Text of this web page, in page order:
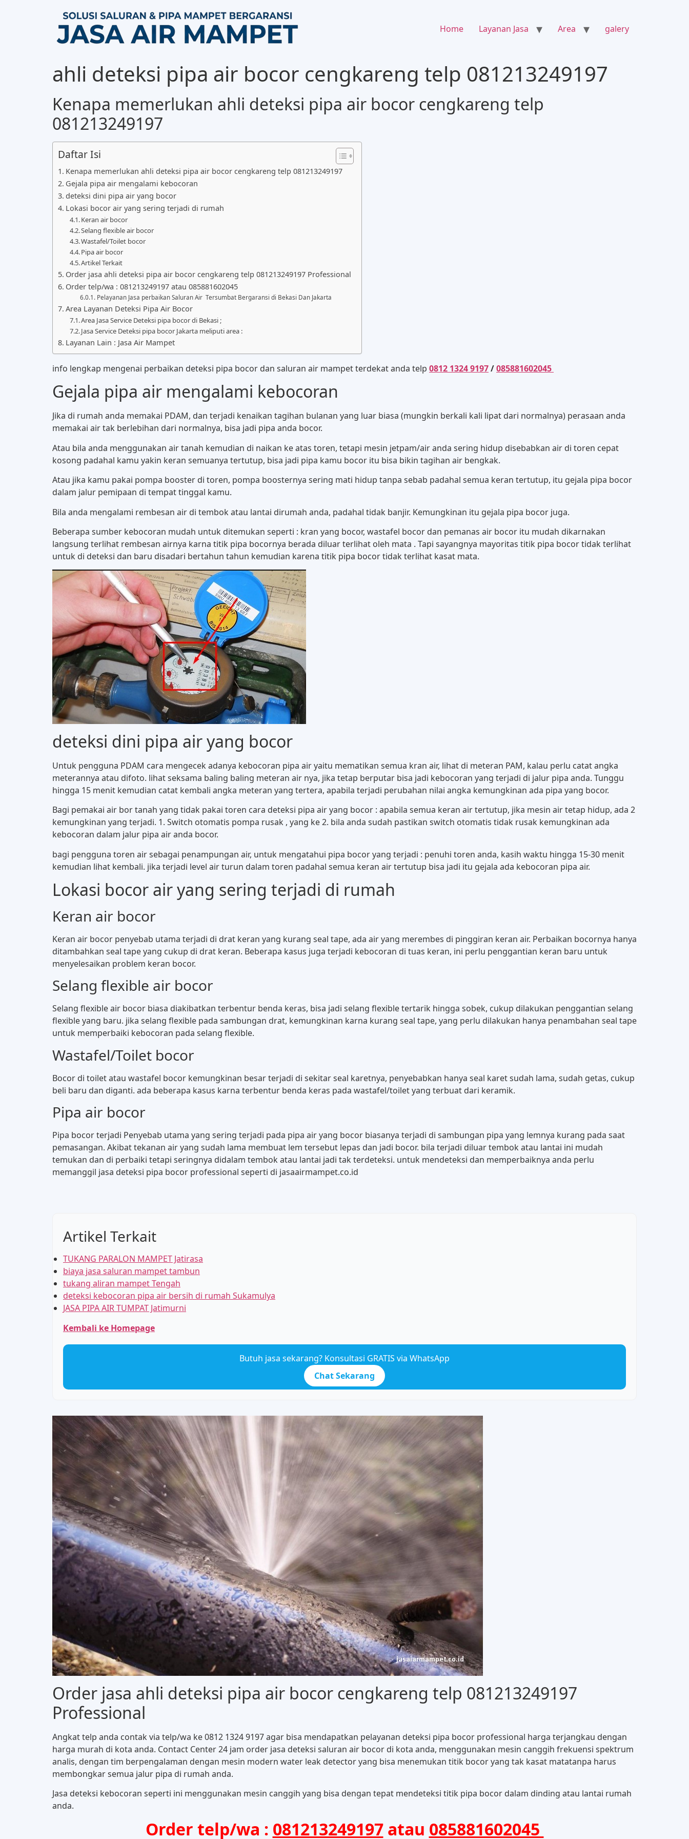
Home Layanan Jasa Area galery
ahli deteksi pipa air bocor cengkareng telp 081213249197
Kenapa memerlukan ahli deteksi pipa air bocor cengkareng telp
081213249197
Daftar Isi
Kenapa memerlukan ahli deteksi pipa air bocor cengkareng telp 081213249197
Gejala pipa air mengalami kebocoran
deteksi dini pipa air yang bocor
Lokasi bocor air yang sering terjadi di rumah
Keran air bocor
Selang flexible air bocor
Wastafel/Toilet bocor
Pipa air bocor
Artikel Terkait
Order jasa ahli deteksi pipa air bocor cengkareng telp 081213249197 Professional
Order telp/wa : 081213249197 atau 085881602045
Pelayanan Jasa perbaikan Saluran Air Tersumbat Bergaransi di Bekasi Dan Jakarta
Area Layanan Deteksi Pipa Air Bocor
Area Jasa Service Deteksi pipa bocor di Bekasi ;
Jasa Service Deteksi pipa bocor Jakarta meliputi area :
Layanan Lain : Jasa Air Mampet
info lengkap mengenai perbaikan deteksi pipa bocor dan saluran air mampet terdekat anda telp 0812 1324 9197/085881602045
Gejala pipa air mengalami kebocoran
Jika di rumah anda memakai PDAM, dan terjadi kenaikan tagihan bulanan yang luar biasa (mungkin berkali kali lipat dari normalnya) perasaan anda
memakai air tak berlebihan dari normalnya, bisa jadi pipa anda bocor.
Atau bila anda menggunakan air tanah kemudian di naikan ke atas toren, tetapi mesin jetpam/air anda sering hidup disebabkan air di toren cepat
kosong padahal kamu yakin keran semuanya tertutup, bisa jadi pipa kamu bocor itu bisa bikin tagihan air bengkak.
Atau jika kamu pakai pompa booster di toren, pompa boosternya sering mati hidup tanpa sebab padahal semua keran tertutup, itu gejala pipa bocor
dalam jalur pemipaan di tempat tinggal kamu.
Bila anda mengalami rembesan air di tembok atau lantai dirumah anda, padahal tidak banjir. Kemungkinan itu gejala pipa bocor juga.
Beberapa sumber kebocoran mudah untuk ditemukan seperti : kran yang bocor, wastafel bocor dan pemanas air bocor itu mudah dikarnakan
langsung terlihat rembesan airnya karna titik pipa bocornya berada diluar terlihat oleh mata . Tapi sayangnya mayoritas titik pipa bocor tidak terlihat
untuk di deteksi dan baru disadari bertahun tahun kemudian karena titik pipa bocor tidak terlihat kasat mata.
deteksi dini pipa air yang bocor
Untuk pengguna PDAM cara mengecek adanya kebocoran pipa air yaitu mematikan semua kran air, lihat di meteran PAM, kalau perlu catat angka
meterannya atau difoto. lihat seksama baling baling meteran air nya, jika tetap berputar bisa jadi kebocoran yang terjadi di jalur pipa anda. Tunggu
hingga 15 menit kemudian catat kembali angka meteran yang tertera, apabila terjadi perubahan nilai angka kemungkinan ada pipa yang bocor.
Bagi pemakai air bor tanah yang tidak pakai toren cara deteksi pipa air yang bocor : apabila semua keran air tertutup, jika mesin air tetap hidup, ada 2
kemungkinan yang terjadi. 1. Switch otomatis pompa rusak , yang ke 2. bila anda sudah pastikan switch otomatis tidak rusak kemungkinan ada
kebocoran dalam jalur pipa air anda bocor.
bagi pengguna toren air sebagai penampungan air, untuk mengatahui pipa bocor yang terjadi : penuhi toren anda, kasih waktu hingga 15-30 menit
kemudian lihat kembali. jika terjadi level air turun dalam toren padahal semua keran air tertutup bisa jadi itu gejala ada kebocoran pipa air.
Lokasi bocor air yang sering terjadi di rumah
Keran air bocor
Keran air bocor penyebab utama terjadi di drat keran yang kurang seal tape, ada air yang merembes di pinggiran keran air. Perbaikan bocornya hanya
ditambahkan seal tape yang cukup di drat keran. Beberapa kasus juga terjadi kebocoran di tuas keran, ini perlu penggantian keran baru untuk
menyelesaikan problem keran bocor.
Selang flexible air bocor
Selang flexible air bocor biasa diakibatkan terbentur benda keras, bisa jadi selang flexible tertarik hingga sobek, cukup dilakukan penggantian selang
flexible yang baru. jika selang flexible pada sambungan drat, kemungkinan karna kurang seal tape, yang perlu dilakukan hanya penambahan seal tape
untuk memperbaiki kebocoran pada selang flexible.
Wastafel/Toilet bocor
Bocor di toilet atau wastafel bocor kemungkinan besar terjadi di sekitar seal karetnya, penyebabkan hanya seal karet sudah lama, sudah getas, cukup
beli baru dan diganti. ada beberapa kasus karna terbentur benda keras pada wastafel/toilet yang terbuat dari keramik.
Pipa air bocor
Pipa bocor terjadi Penyebab utama yang sering terjadi pada pipa air yang bocor biasanya terjadi di sambungan pipa yang lemnya kurang pada saat
pemasangan. Akibat tekanan air yang sudah lama membuat lem tersebut lepas dan jadi bocor. bila terjadi diluar tembok atau lantai ini mudah
temukan dan di perbaiki tetapi seringnya didalam tembok atau lantai jadi tak terdeteksi. untuk mendeteksi dan memperbaiknya anda perlu
memanggil jasa deteksi pipa bocor professional seperti di jasaairmampet.co.id
Artikel Terkait
TUKANG PARALON MAMPET Jatirasa
biaya jasa saluran mampet tambun
tukang aliran mampet Tengah
deteksi kebocoran pipa air bersih di rumah Sukamulya
JASA PIPA AIR TUMPAT Jatimurni
Kembali ke Homepage
Butuh jasa sekarang? Konsultasi GRATIS via WhatsApp
Chat Sekarang
Order jasa ahli deteksi pipa air bocor cengkareng telp 081213249197
Professional
Angkat telp anda contak via telp/wa ke 0812 1324 9197 agar bisa mendapatkan pelayanan deteksi pipa bocor professional harga terjangkau dengan
harga murah di kota anda. Contact Center 24 jam order jasa deteksi saluran air bocor di kota anda, menggunakan mesin canggih frekuensi spektrum
analis, dengan tim berpengalaman dengan mesin modern water leak detector yang bisa menemukan titik bocor yang tak kasat matatanpa harus
membongkar semua jalur pipa di rumah anda.
Jasa deteksi kebocoran seperti ini menggunakan mesin canggih yang bisa dengan tepat mendeteksi titik pipa bocor dalam dinding atau lantai rumah
anda.
Order telp/wa : 081213249197atau 085881602045